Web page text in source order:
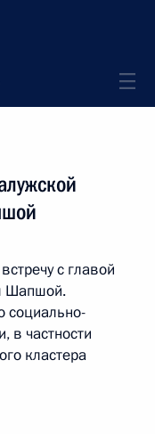
с главой
Шапшой.
социально-
в частности
кластера